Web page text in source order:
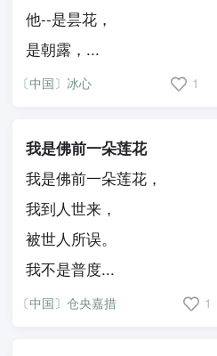
他--是昙花，
是朝露，...
〔中国〕冰心 1
我是佛前一朵莲花
我是佛前一朵莲花，
我到人世来，
被世人所误。
我不是普度...
〔中国〕仓央嘉措 1